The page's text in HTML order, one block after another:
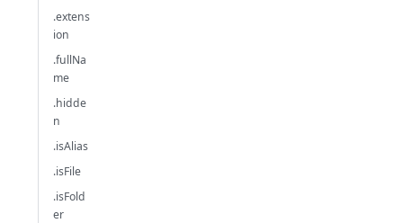
.extens
ion
.fullNa
me
.hidde
n
.isAlias
.isFile
.isFold
er